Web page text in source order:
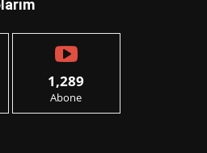
1,289
Abone